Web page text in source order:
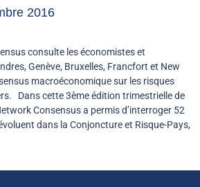
2016
consulte les économistes et
Genève, Bruxelles, Francfort et New
macroéconomique sur les risques
Dans cette 3ème édition trimestrielle de
Consensus a permis d’interroger 52
dans la Conjoncture et Risque-Pays,